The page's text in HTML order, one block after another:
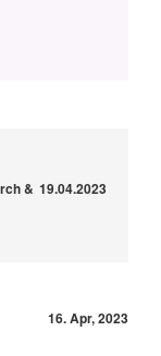
& 19.04.2023
16. Apr, 2023